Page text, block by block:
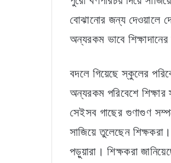
বোঝানোর জন্য দেওয়ালে
অন্যরকম ভাবে
বদলে গিয়েছে স্কুলের
অন্যরকম পরিবেশে
সেইসব গাছের গুণাগুণ
সাজিয়ে তুলেছেন
পড়ুয়ারা। শিক্ষকরা